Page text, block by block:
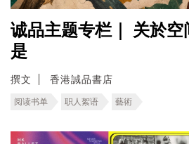
诚品主题专栏｜ 关於
是
撰文 香港誠品書店
阅读书单 职人絮语 藝術